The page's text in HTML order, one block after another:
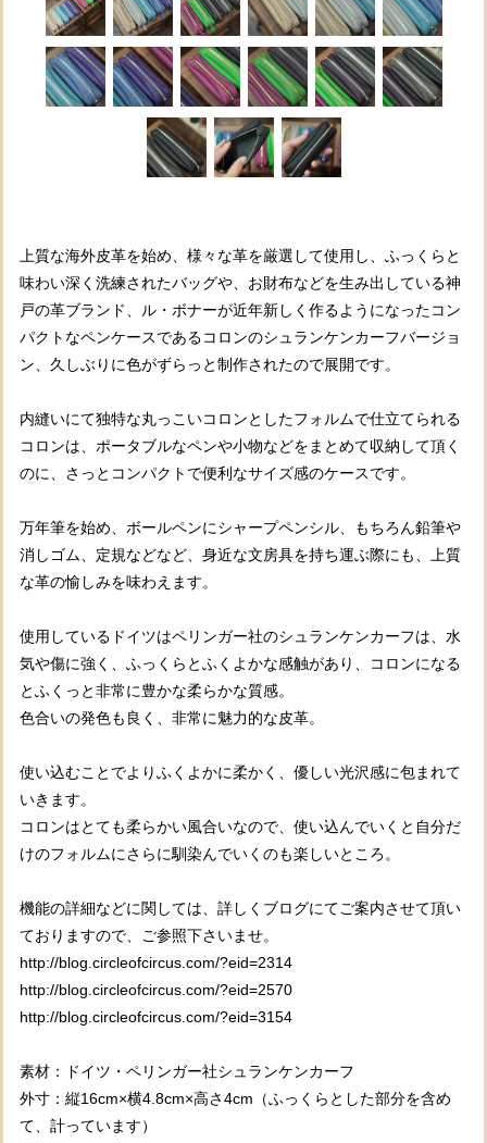
上質な海外皮革を始め、様々な革を厳選して使用し、ふっくらと
味わい深く洗練されたバッグや、お財布などを生み出している神
戸の革ブランド、ル・ボナーが近年新しく作るようになったコン
パクトなペンケースであるコロンのシュランケンカーフバージョ
ン、久しぶりに色がずらっと制作されたので展開です。
内縫いにて独特な丸っこいコロンとしたフォルムで仕立てられる
コロンは、ポータブルなペンや小物などをまとめて収納して頂く
のに、さっとコンパクトで便利なサイズ感のケースです。
万年筆を始め、ボールペンにシャープペンシル、もちろん鉛筆や
消しゴム、定規などなど、身近な文房具を持ち運ぶ際にも、上質
な革の愉しみを味わえます。
使用しているドイツはペリンガー社のシュランケンカーフは、水
気や傷に強く、ふっくらとふくよかな感触があり、コロンになる
とふくっと非常に豊かな柔らかな質感。
色合いの発色も良く、非常に魅力的な皮革。
使い込むことでよりふくよかに柔かく、優しい光沢感に包まれて
いきます。
コロンはとても柔らかい風合いなので、使い込んでいくと自分だ
けのフォルムにさらに馴染んでいくのも楽しいところ。
機能の詳細などに関しては、詳しくブログにてご案内させて頂い
ておりますので、ご参照下さいませ。
http://blog.circleofcircus.com/?eid=2314
http://blog.circleofcircus.com/?eid=2570
http://blog.circleofcircus.com/?eid=3154
素材：ドイツ・ペリンガー社シュランケンカーフ
外寸：縦16cm×横4.8cm×高さ4cm（ふっくらとした部分を含め
て、計っています）